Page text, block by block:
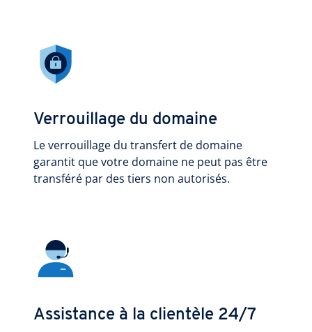
Verrouillage du domaine
Le verrouillage du transfert de domaine
garantit que votre domaine ne peut pas être
transféré par des tiers non autorisés.
Assistance à la clientèle 24/7